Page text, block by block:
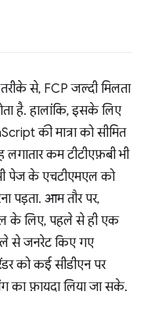
से, FCP जल्दी मिलता
है. हालांकि, इसके लिए
की मात्रा को सीमित
लगातार कम टीटीएफ़बी भी
पेज के एचटीएमएल को
पड़ता. आम तौर पर,
के लिए, पहले से ही एक
से जनरेट किए गए
को कई सीडीएन पर
का फ़ायदा लिया जा सके.